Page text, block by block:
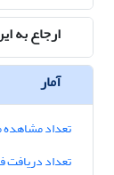
ارجاع به
آمار
تعداد مشاهده
تعداد دریافت